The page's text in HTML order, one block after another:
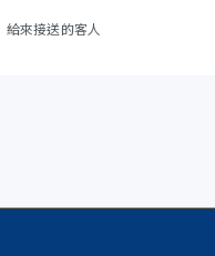
給來接送的客人